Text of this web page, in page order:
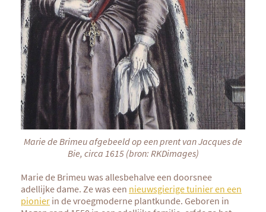
Marie de Brimeu afgebeeld op een prent van Jacques de
Bie, circa 1615 (bron: RKDimages)
Marie de Brimeu was allesbehalve een doorsnee
adellijke dame. Ze was een nieuwsgierige tuinier en een
pionier in de vroegmoderne plantkunde. Geboren in